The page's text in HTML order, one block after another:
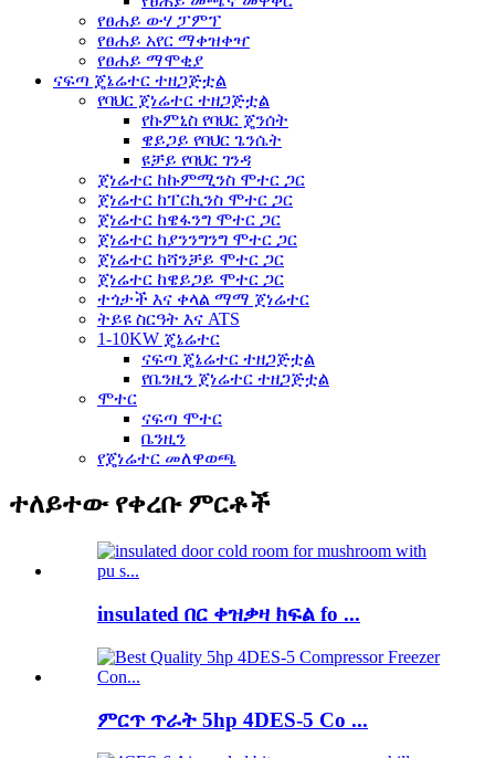
የፀሐይ ውሃ ፓምፕ
የፀሐይ አየር ማቀዝቀዣ
የፀሐይ ማሞቂያ
ናፍጣ ጄኔሬተር ተዘጋጅቷል
የባህር ጀነሬተር ተዘጋጅቷል
የኩምኒስ የባህር ጄንሰት
ዌይጋይ የባህር ጌንሴት
ዩቻይ የባህር ገንዳ
ጀነሬተር ከኩምሚንስ ሞተር ጋር
ጀነሬተር ከፐርኪንስ ሞተር ጋር
ጀነሬተር ከዌፋንግ ሞተር ጋር
ጀነሬተር ከያንንግንግ ሞተር ጋር
ጀነሬተር ከሻንቻይ ሞተር ጋር
ጀነሬተር ከዌይጋይ ሞተር ጋር
ተጎታች እና ቀላል ማማ ጀነሬተር
ትይዩ ስርዓት እና ATS
1-10KW ጄኔሬተር
ናፍጣ ጄኔሬተር ተዘጋጅቷል
የቤንዚን ጀነሬተር ተዘጋጅቷል
ሞተር
ናፍጣ ሞተር
ቤንዚን
የጄነሬተር መለዋወጫ
ተለይተው የቀረቡ ምርቶች
insulated በር ቀዝቃዛ ክፍል fo ...
ምርጥ ጥራት 5hp 4DES-5 Co ...